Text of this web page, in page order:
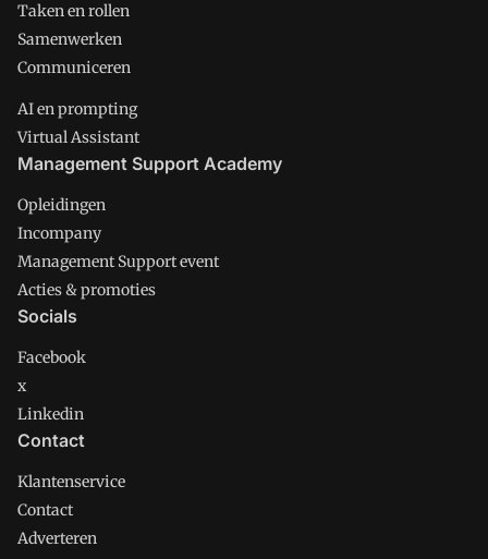
Taken en rollen
Samenwerken
Communiceren
AI en prompting
Virtual Assistant
Management Support Academy
Opleidingen
Incompany
Management Support event
Acties & promoties
Socials
Facebook
x
Linkedin
Contact
Klantenservice
Contact
Adverteren